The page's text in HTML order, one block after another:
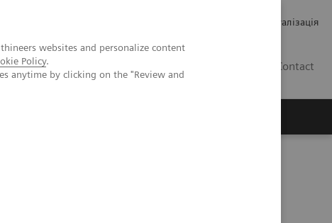
websites and personalize content
Policy.
anytime by clicking on the "Review and
Медична візуалізація
Contact